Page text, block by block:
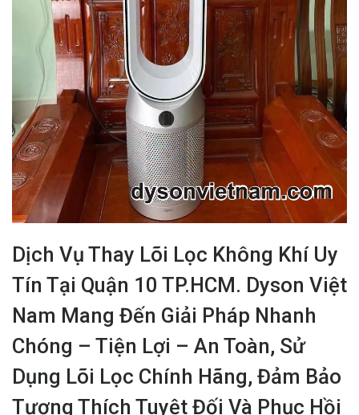
Dịch Vụ Thay Lõi Lọc Không Khí Uy
Tín Tại Quận 10 TP.HCM. Dyson Việt
Nam Mang Đến Giải Pháp Nhanh
Chóng – Tiện Lợi – An Toàn, Sử
Dụng Lõi Lọc Chính Hãng, Đảm Bảo
Tương Thích Tuyệt Đối Và Phục Hồi